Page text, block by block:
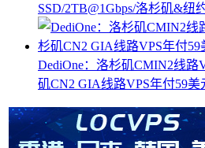
SSD/2TB@1Gbps/洛杉矶&纽
DediOne：洛杉矶CMIN2线路
矶CN2 GIA线路VPS年付59美